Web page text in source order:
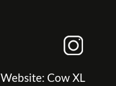
Website: Cow XL